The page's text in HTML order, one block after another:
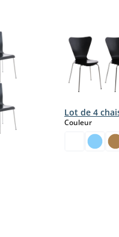
Lot de 4
Couleurselect